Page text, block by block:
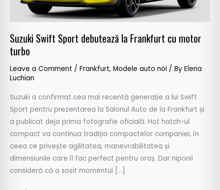
Suzuki Swift Sport debutează la Frankfurt cu motor
turbo
Leave a Comment / Frankfurt, Modele auto noi / By Elena
Luchian
Suzuki a confirmat cea mai recentă generație a lui Swift
Sport pentru prezentarea la Salonul Auto de la Frankfurt și
a publicat deja prima fotografie oficială. Hot hatch-ul
compact va continua tradiția compactelor companiei, în
ceea ce privește agilitatea, manevrabilitatea și
dimensiunile care îl fac perfect pentru oraș. Dar niponii
consideră că a sosit momentul […]
motor